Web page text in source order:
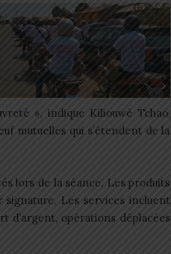
», indique Kiliouwè Tchao,
mutuelles qui s’étendent de la
lors de la séance. Les produits
Les services incluent
d’argent, opérations déplacées